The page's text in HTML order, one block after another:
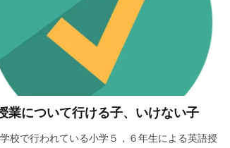
業について行ける子、いけない子
校で行われている小学５，６年生による英語授